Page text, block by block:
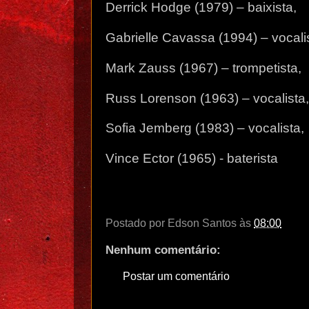
Derrick Hodge (1979) – baixista,
Gabrielle Cavassa (1994) –
Mark Zauss (1967) – trompetista,
Russ Lorenson (1963) – vocalista,
Sofia Jemberg (1983) – vocalista,
Vince Ector (1965) - baterista
Postado por Edson Santos às 08:00
Nenhum comentário:
Postar um comentário